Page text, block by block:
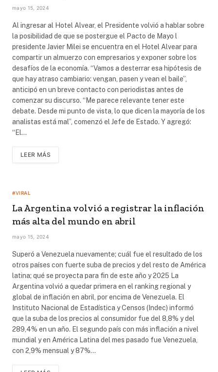
mayo 15, 2024
Al ingresar al Hotel Alvear, el Presidente volvió a hablar sobre
la posibilidad de que se postergue el Pacto de Mayo l
presidente Javier Milei se encuentra en el Hotel Alvear para
compartir un almuerzo con empresarios y exponer sobre los
desafíos de la economía. “Vamos a desterrar esa hipótesis de
que hay atraso cambiario: vengan, pasen y vean el baile”,
anticipó en un breve contacto con periodistas antes de
comenzar su discurso. “Me parece relevante tener este
debate. Desde mi punto de vista, lo que dicen la mayoría de los
analistas está mal”, comenzó el Jefe de Estado. Y agregó:
“El…
LEER MÁS
#VIRAL
La Argentina volvió a registrar la inflación
más alta del mundo en abril
mayo 15, 2024
Superó a Venezuela nuevamente; cuál fue el resultado de los
otros países con fuerte suba de precios y del resto de América
latina; qué se proyecta para fin de este año y 2025 La
Argentina volvió a quedar primera en el ranking regional y
global de inflación en abril, por encima de Venezuela. El
Instituto Nacional de Estadística y Censos (Indec) informó
que la suba de los precios al consumidor fue del 8,8% y del
289,4% en un año. El segundo país con más inflación a nivel
mundial y en América Latina del mes pasado fue Venezuela,
con 2,9% mensual y 87%…